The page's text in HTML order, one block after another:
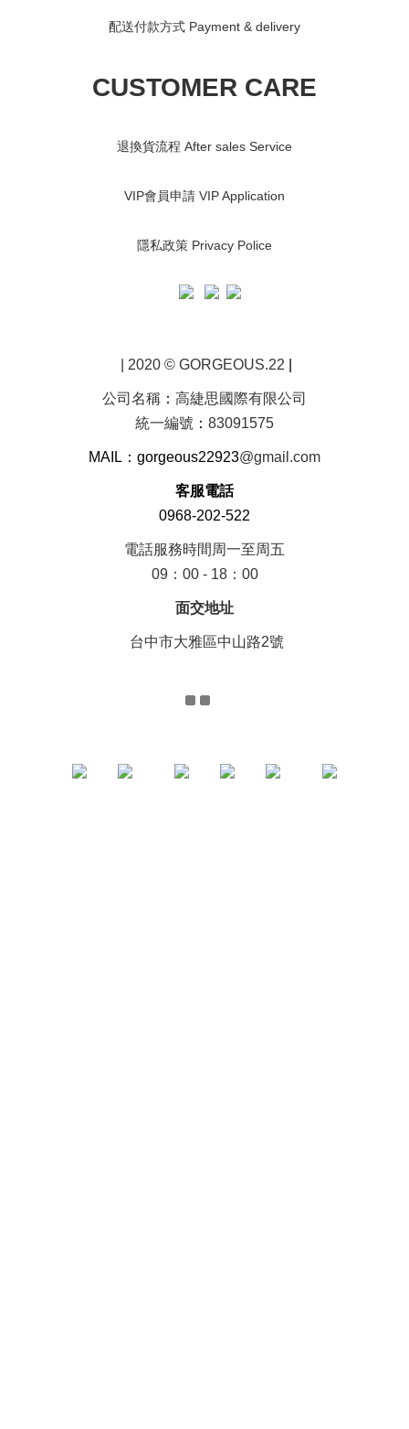
配送付款方式 Payment & delivery
CUSTOMER CARE
退換貨流程 After sales Service
VIP會員申請 VIP Application
隱私政策 Privacy Police
| 2020 © GORGEOUS.22
公司名稱 ： 高緁思國際有限公司
統一編號 ： 83091575
MAIL：gorgeous22923@gmail.com
客服電話
0968-202-522
電話服務時間周一至周五
09：00 - 18：00
面交地址
台中市大雅區中山路2號